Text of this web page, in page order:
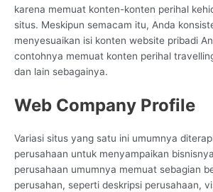
karena memuat konten-konten perihal
situs. Meskipun semacam itu, Anda
menyesuaikan isi konten website pribadi
contohnya memuat konten perihal
dan lain sebagainya.
Web Company Profile
Variasi situs yang satu ini umumnya
perusahaan untuk menyampaikan
perusahaan umumnya memuat sebagian
perusahan, seperti deskripsi perusahaan,